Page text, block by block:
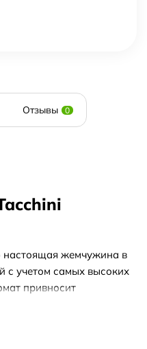
Отзывы 0
настоящая жемчужина в
учетом самых высоких
привносит
в вашу жизнь.
Splendida обладает